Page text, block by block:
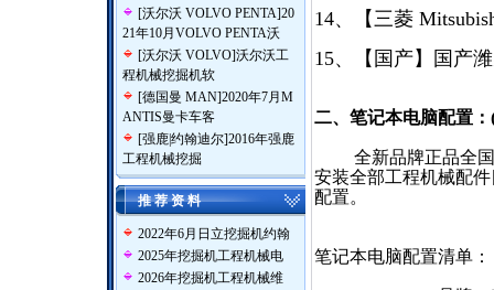
[沃尔沃 VOLVO PENTA]20
21年10月VOLVO PENTA沃
[沃尔沃 VOLVO]沃尔沃工
程机械挖掘机软
[德国曼 MAN]2020年7月M
ANTIS曼卡车客
[强鹿|约翰迪尔]2016年强鹿
工程机械挖掘
推 荐 资 料
2022年6月日立挖掘机约翰
2025年挖掘机工程机械电
2026年挖掘机工程机械维
14、【三菱
15、【国产】国产
二、笔记本电脑配置
全新品牌正品全
安装全部工程机械配
配置。
笔记本电脑配置清单：